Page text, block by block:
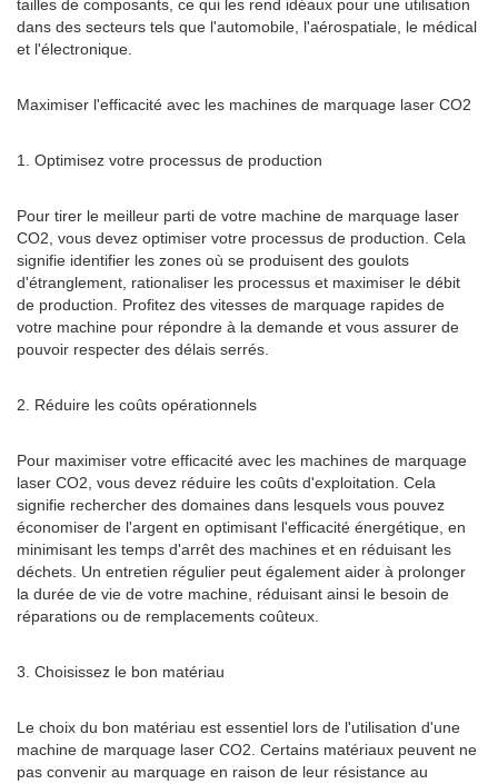
tailles de composants, ce qui les rend idéaux pour une utilisation
dans des secteurs tels que l'automobile, l'aérospatiale, le médical
et l'électronique.
Maximiser l'efficacité avec les machines de marquage laser CO2
1. Optimisez votre processus de production
Pour tirer le meilleur parti de votre machine de marquage laser
CO2, vous devez optimiser votre processus de production. Cela
signifie identifier les zones où se produisent des goulots
d'étranglement, rationaliser les processus et maximiser le débit
de production. Profitez des vitesses de marquage rapides de
votre machine pour répondre à la demande et vous assurer de
pouvoir respecter des délais serrés.
2. Réduire les coûts opérationnels
Pour maximiser votre efficacité avec les machines de marquage
laser CO2, vous devez réduire les coûts d'exploitation. Cela
signifie rechercher des domaines dans lesquels vous pouvez
économiser de l'argent en optimisant l'efficacité énergétique, en
minimisant les temps d'arrêt des machines et en réduisant les
déchets. Un entretien régulier peut également aider à prolonger
la durée de vie de votre machine, réduisant ainsi le besoin de
réparations ou de remplacements coûteux.
3. Choisissez le bon matériau
Le choix du bon matériau est essentiel lors de l'utilisation d'une
machine de marquage laser CO2. Certains matériaux peuvent ne
pas convenir au marquage en raison de leur résistance au